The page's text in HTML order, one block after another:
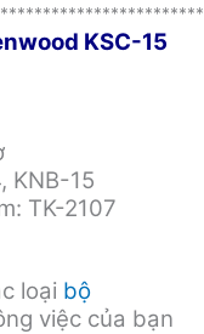
KSC-15
KNB-15
TK-2107
loại bộ
việc của bạn